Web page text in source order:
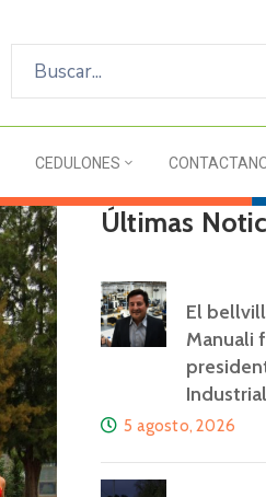
CEDULONES
Últimas
El
Manuali
5 agosto, 2026